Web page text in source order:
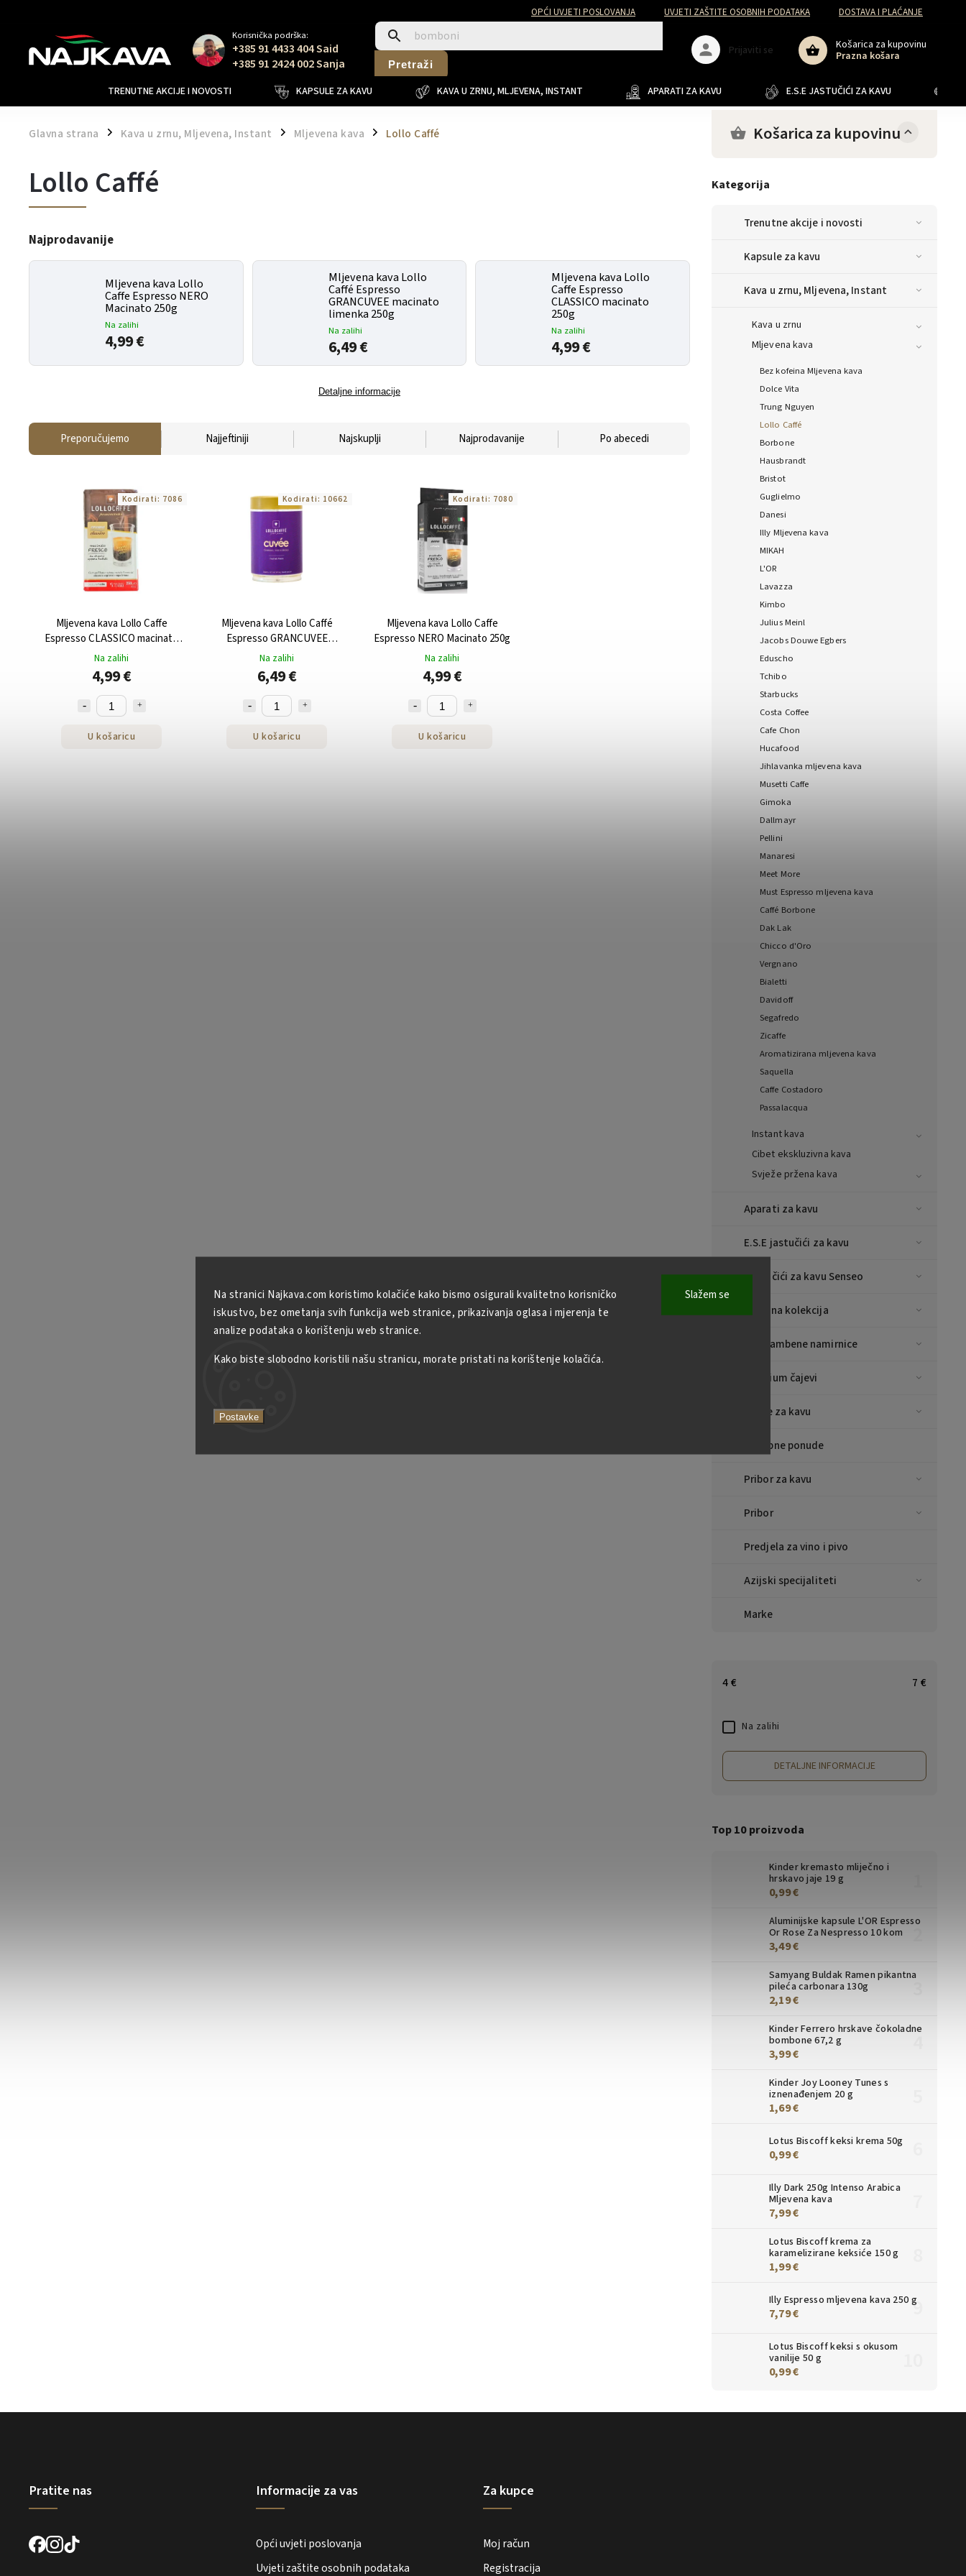
Na stranici Najkava.com koristimo kolačiće kako bismo osigurali kvalitetno korisničko
iskustvo, bez ometanja svih funkcija web stranice, prikazivanja oglasa i mjerenja te
analize podataka o korištenju web stranice.
Kako biste slobodno koristili našu stranicu, morate pristati na korištenje kolačića.
Postavke
Slažem se
OPĆI UVJETI POSLOVANJA UVJETI ZAŠTITE OSOBNIH PODATAKA
DOSTAVA I PLAĆANJE
Korisnička podrška:
+385 91 4433 404 Said
+385 91 2424 002 Sanja
Pretraži
Košarica za kupovinu
Prazna košara
Prijaviti se
TRENUTNE AKCIJE I NOVOSTI KAPSULE ZA KAVU KAVA U ZRNU, MLJEVENA, INSTANT APARATI ZA KAVU E.S.E JASTUČIĆI ZA KAVU
Glavna strana / Kava u zrnu, Mljevena, Instant / Mljevena kava / Lollo Caffé Košarica za kupovinu
Kategorija
Trenutne akcije i novosti
Kapsule za kavu
Kava u zrnu, Mljevena, Instant
Kava u zrnu
Mljevena kava
Bez kofeina Mljevena kava
Dolce Vita
Trung Nguyen
Lollo Caffé
Borbone
Hausbrandt
Bristot
Guglielmo
Danesi
Illy Mljevena kava
MIKAH
L'OR
Lavazza
Kimbo
Julius Meinl
Jacobs Douwe Egbers
Eduscho
Tchibo
Starbucks
Costa Coffee
Cafe Chon
Hucafood
Jihlavanka mljevena kava
Musetti Caffe
Gimoka
Dallmayr
Pellini
Manaresi
Meet More
Must Espresso mljevena kava
Caffé Borbone
Dak Lak
Chicco d'Oro
Vergnano
Bialetti
Davidoff
Segafredo
Zicaffe
Aromatizirana mljevena kava
Saquella
Caffe Costadoro
Passalacqua
Instant kava
Cibet ekskluzivna kava
Svježe pržena kava
Aparati za kavu
E.S.E jastučići za kavu
Jastučići za kavu Senseo
Božićna kolekcija
Prehrambene namirnice
Premium čajevi
Šalice za kavu
Posebne ponude
Pribor za kavu
Pribor
Predjela za vino i pivo
Azijski specijaliteti
Marke
4€ 7 €
Na zalihi
DETALJNE INFORMACIJE
Top 10 proizvoda
Kinder kremasto mliječno i
hrskavo jaje 19 g
0,99 €
Aluminijske kapsule L'OR Espresso
Or Rose Za Nespresso 10 kom
3,49 €
Samyang Buldak Ramen pikantna
pileća carbonara 130g
2,19 €
Kinder Ferrero hrskave čokoladne
bombone 67,2 g
3,99 €
Kinder Joy Looney Tunes s
iznenađenjem 20 g
1,69 €
Lotus Biscoff keksi krema 50g
0,99 €
Illy Dark 250g Intenso Arabica
Mljevena kava
7,99 €
Lotus Biscoff krema za
karamelizirane keksiće 150 g
1,99 €
Illy Espresso mljevena kava 250 g
7,79 €
Lotus Biscoff keksi s okusom
vanilije 50 g
0,99 €
Lollo Caffé
Najprodavanije
Mljevena kava Lollo
Caffe Espresso NERO
Macinato 250g
Na zalihi
4,99 €
Mljevena kava Lollo
Caffé Espresso
GRANCUVEE macinato
limenka 250g
Na zalihi
6,49 €
Mljevena kava Lollo
Caffe Espresso
CLASSICO macinato
250g
Na zalihi
4,99 €
Detaljne informacije
Preporučujemo Najjeftiniji Najskuplji Najprodavanije Po abecedi
Mljevena kava Lollo Caffe
Espresso CLASSICO macinato
250g
Na zalihi
4,99 €
U košaricu
Kodirati: 7086
Mljevena kava Lollo Caffé
Espresso GRANCUVEE
macinato limenka 250g
Na zalihi
6,49 €
U košaricu
Kodirati: 10662
Mljevena kava Lollo Caffe
Espresso NERO Macinato 250g
Na zalihi
4,99 €
U košaricu
Kodirati: 7080
Pratite nas Informacije za vas
Opći uvjeti poslovanja
Uvjeti zaštite osobnih podataka
Za kupce
Moj račun
Registracija